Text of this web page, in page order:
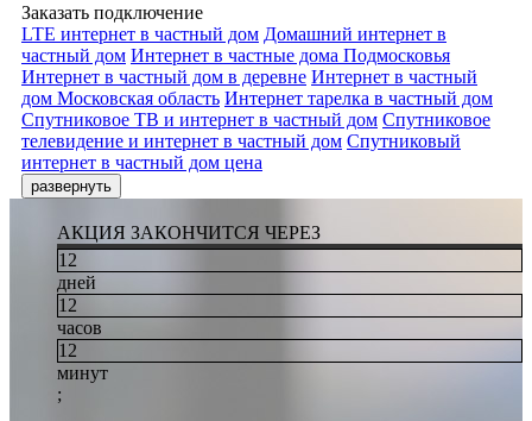
Заказать подключение
LTE интернет в частный дом Домашний интернет в
частный дом Интернет в частные дома Подмосковья
Интернет в частный дом в деревне Интернет в частный
дом Московская область Интернет тарелка в частный дом
Спутниковое ТВ и интернет в частный дом Спутниковое
телевидение и интернет в частный дом Спутниковый
интернет в частный дом цена
развернуть
АКЦИЯ ЗАКОНЧИТСЯ ЧЕРЕЗ
12
дней
12
часов
12
минут
;